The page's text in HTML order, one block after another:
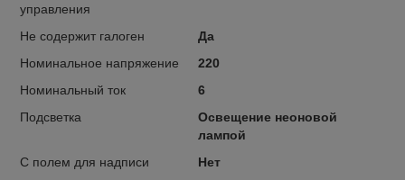
управления
Не содержит галоген
Да
Номинальное напряжение
220
Номинальный ток
6
Подсветка
Освещение неоновой
лампой
С полем для надписи
Нет